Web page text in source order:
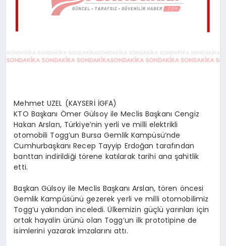
TEKNOLOJI
Mehmet UZEL (KAYSERİ İGFA)
KTO Başkanı Ömer Gülsoy ile Meclis Başkanı Cengiz
Hakan Arslan, Türkiye’nin yerli ve milli elektrikli
otomobili Togg’un Bursa Gemlik Kampüsü’nde
Cumhurbaşkanı Recep Tayyip Erdoğan tarafından
banttan indirildiği törene katılarak tarihi ana şahitlik
etti.
Başkan Gülsoy ile Meclis Başkanı Arslan, tören öncesi
Gemlik Kampüsünü gezerek yerli ve milli otomobilimiz
Togg’u yakından inceledi. Ülkemizin güçlü yarınları için
ortak hayalin ürünü olan Togg’un ilk prototipine de
isimlerini yazarak imzalarını attı.